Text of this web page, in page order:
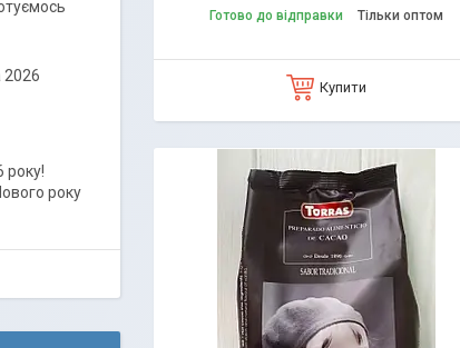
Готово до відправки Тільки оптом
Купити
2026
року!
року